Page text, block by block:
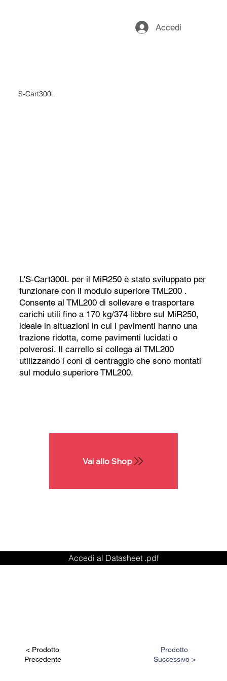
Accedi
S-Cart300L
L'S-Cart300L per il MiR250 è stato sviluppato per
funzionare con il modulo superiore TML200 .
Consente al TML200 di sollevare e trasportare
carichi utili fino a 170 kg/374 libbre sul MiR250,
ideale in situazioni in cui i pavimenti hanno una
trazione ridotta, come pavimenti lucidati o
polverosi. Il carrello si collega al TML200
utilizzando i coni di centraggio che sono montati
sul modulo superiore TML200.
Accedi al Datasheet .pdf
Vai allo Shop
< Prodotto
Precedente
Prodotto
Successivo >